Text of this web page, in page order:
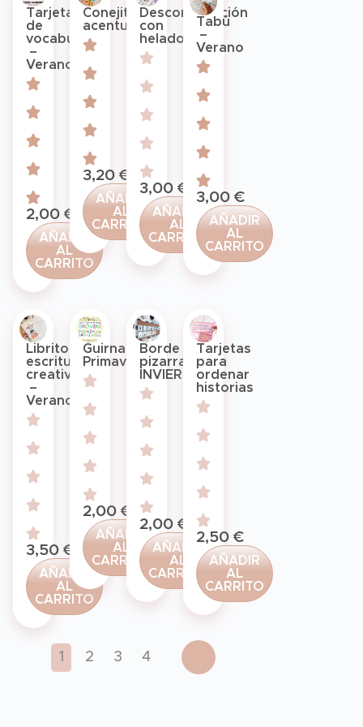
Tarjetas
de
vocabulario
–
Verano
2,00 €
AÑADIR
AL
CARRITO
Conejitos
acentuación
3,20 €
AÑADIR
AL
CARRITO
Descomposición
con
helados
3,00 €
AÑADIR
AL
CARRITO
Tabú
–
Verano
3,00 €
AÑADIR
AL
CARRITO
Librito
escritura
creativa
–
Verano
3,50 €
AÑADIR
AL
CARRITO
Guirnalda
Primavera
2,00 €
AÑADIR
AL
CARRITO
Borde
pizarra
INVIERNO
2,00 €
AÑADIR
AL
CARRITO
Tarjetas
para
ordenar
historias
2,50 €
AÑADIR
AL
CARRITO
1 2 3 4